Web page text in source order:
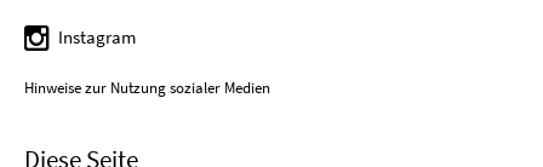
Instagram
Hinweise zur Nutzung sozialer Medien
Diese Seite